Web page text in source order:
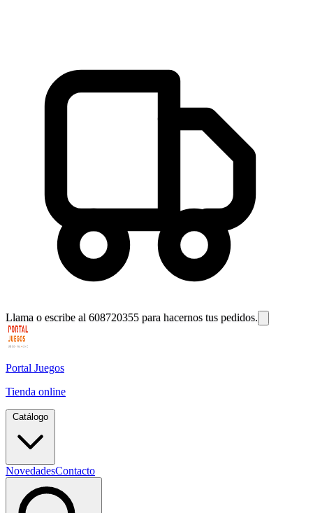
Llama o escribe al 608720355 para hacernos tus pedidos.
Portal Juegos
Tienda online
NovedadesContacto